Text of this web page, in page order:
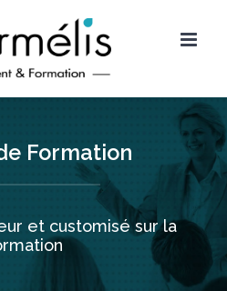
Formation
et customisé sur la